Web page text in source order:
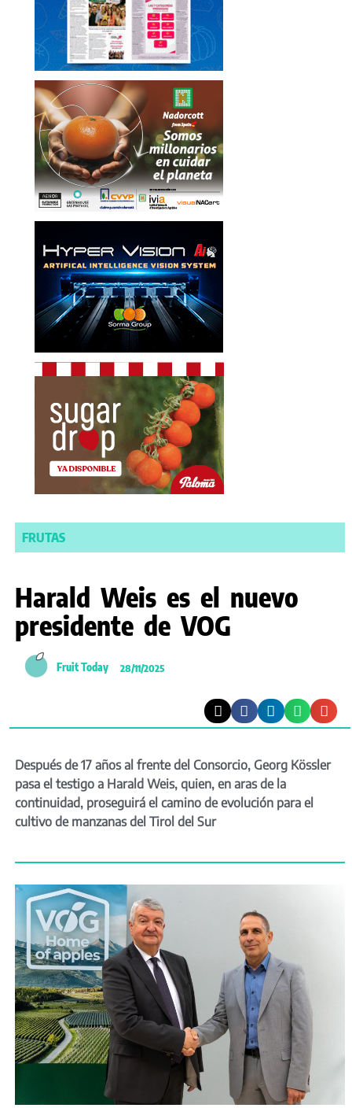
FRUTAS
Harald Weis es el nuevo
presidente de VOG
Fruit Today 28/11/2025
Después de 17 años al frente del Consorcio, Georg Kössler
pasa el testigo a Harald Weis, quien, en aras de la
continuidad, proseguirá el camino de evolución para el
cultivo de manzanas del Tirol del Sur